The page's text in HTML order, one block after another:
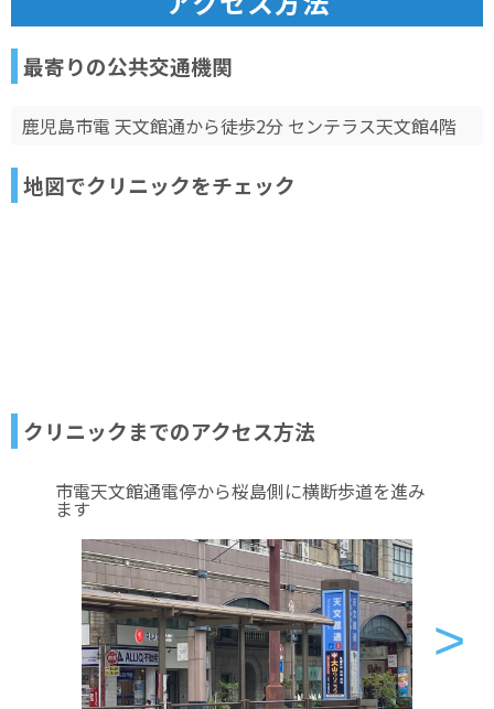
最寄りの公共交通機関
鹿児島市電 天文館通から徒歩2分 センテラス天文館4階
地図でクリニックをチェック
クリニックまでのアクセス方法
市電天文館通電停から桜島側に横断歩道を進み
ます
>